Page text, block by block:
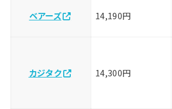
ベアーズ 14,190円
カジタク 14,300円